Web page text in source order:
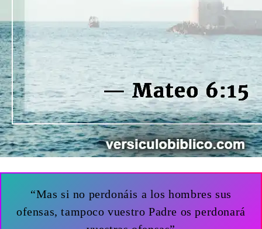
“Mas si no perdonáis a los hombres sus
ofensas, tampoco vuestro Padre os perdonará